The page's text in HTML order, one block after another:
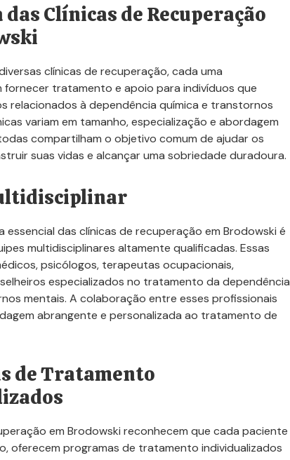
Clínicas de Recuperação
clínicas de recuperação, cada uma
fornecer tratamento e apoio para indivíduos que
relacionados à dependência química e transtornos
variam em tamanho, especialização e abordagem
compartilham o objetivo comum de ajudar os
suas vidas e alcançar uma sobriedade duradoura.
essencial das clínicas de recuperação em Brodowski é
multidisciplinares altamente qualificadas. Essas
psicólogos, terapeutas ocupacionais,
especializados no tratamento da dependência
mentais. A colaboração entre esses profissionais
abrangente e personalizada ao tratamento de
de Tratamento
em Brodowski reconhecem que cada paciente
oferecem programas de tratamento individualizados